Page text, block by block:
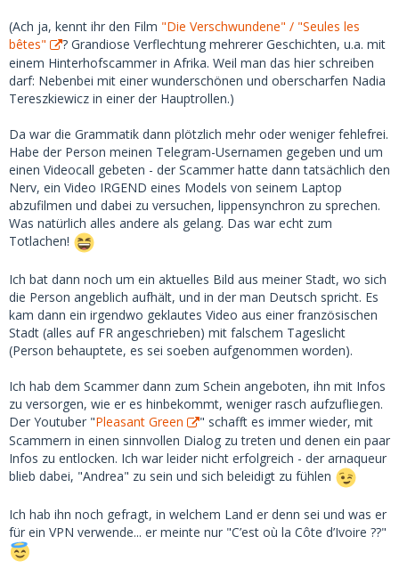
(Ach ja, kennt ihr den Film "Die Verschwundene" / "Seules les
bêtes"
? Grandiose Verflechtung mehrerer Geschichten, u.a. mit
einem Hinterhofscammer in Afrika. Weil man das hier schreiben
darf: Nebenbei mit einer wunderschönen und oberscharfen Nadia
Tereszkiewicz in einer der Hauptrollen.)
Da war die Grammatik dann plötzlich mehr oder weniger fehlefrei.
Habe der Person meinen Telegram-Usernamen gegeben und um
einen Videocall gebeten - der Scammer hatte dann tatsächlich den
Nerv, ein Video IRGEND eines Models von seinem Laptop
abzufilmen und dabei zu versuchen, lippensynchron zu sprechen.
Was natürlich alles andere als gelang. Das war echt zum
Totlachen!
Ich bat dann noch um ein aktuelles Bild aus meiner Stadt, wo sich
die Person angeblich aufhält, und in der man Deutsch spricht. Es
kam dann ein irgendwo geklautes Video aus einer französischen
Stadt (alles auf FR angeschrieben) mit falschem Tageslicht
(Person behauptete, es sei soeben aufgenommen worden).
Ich hab dem Scammer dann zum Schein angeboten, ihn mit Infos
zu versorgen, wie er es hinbekommt, weniger rasch aufzufliegen.
Der Youtuber "Pleasant Green
" schafft es immer wieder, mit
Scammern in einen sinnvollen Dialog zu treten und denen ein paar
Infos zu entlocken. Ich war leider nicht erfolgreich - der arnaqueur
blieb dabei, "Andrea" zu sein und sich beleidigt zu fühlen
Ich hab ihn noch gefragt, in welchem Land er denn sei und was er
für ein VPN verwende... er meinte nur "C’est où la Côte d’Ivoire ??"